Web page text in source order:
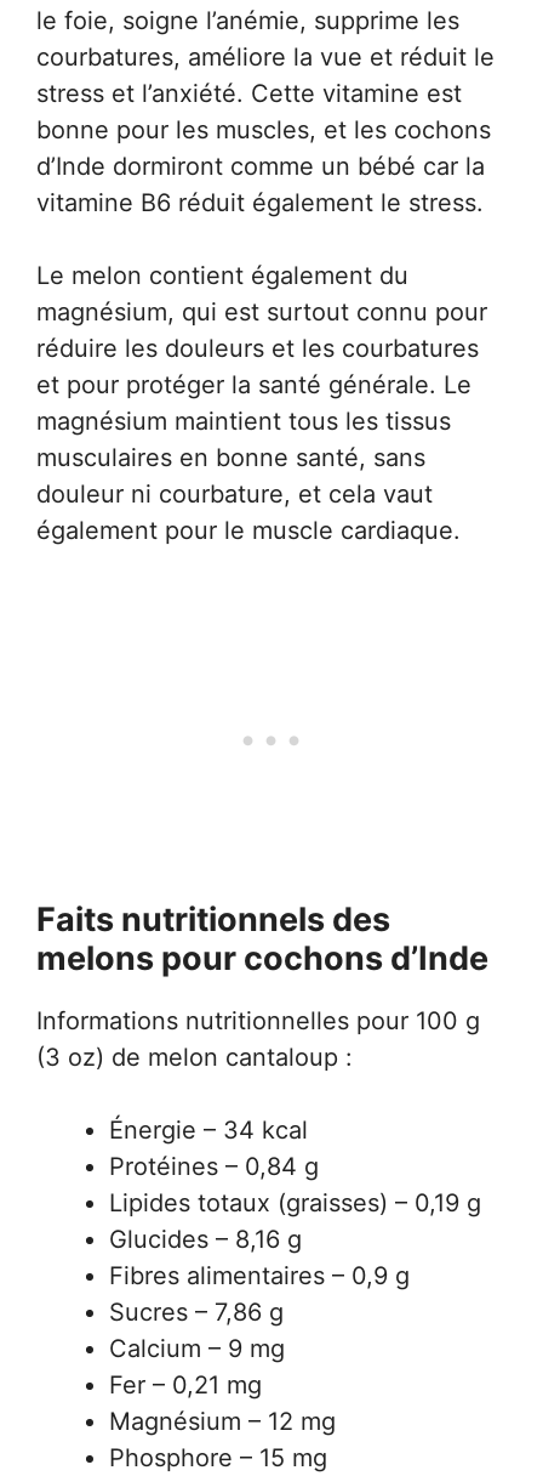
le foie, soigne l’anémie, supprime les
courbatures, améliore la vue et réduit le
stress et l’anxiété. Cette vitamine est
bonne pour les muscles, et les cochons
d’Inde dormiront comme un bébé car la
vitamine B6 réduit également le stress.
Le melon contient également du
magnésium, qui est surtout connu pour
réduire les douleurs et les courbatures
et pour protéger la santé générale. Le
magnésium maintient tous les tissus
musculaires en bonne santé, sans
douleur ni courbature, et cela vaut
également pour le muscle cardiaque.
Faits nutritionnels des
melons pour cochons d’Inde
Informations nutritionnelles pour 100 g
(3 oz) de melon cantaloup :
Énergie – 34 kcal
Protéines – 0,84 g
Lipides totaux (graisses) – 0,19 g
Glucides – 8,16 g
Fibres alimentaires – 0,9 g
Sucres – 7,86 g
Calcium – 9 mg
Fer – 0,21 mg
Magnésium – 12 mg
Phosphore – 15 mg